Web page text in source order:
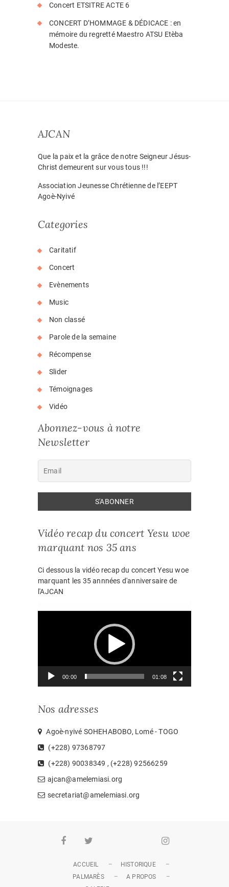
Concert ETSITRE ACTE 6
CONCERT D’HOMMAGE & DÉDICACE : en
mémoire du regretté Maestro ATSU Etèba
Modeste.
AJCAN
Que la paix et la grâce de notre Seigneur Jésus-
Christ demeurent sur vous tous !!!
Association Jeunesse Chrétienne de l’EEPT
Agoè-Nyivé
Categories
Caritatif
Concert
Evènements
Music
Non classé
Parole de la semaine
Récompense
Slider
Témoignages
Vidéo
Abonnez-vous à notre
Newsletter
Vidéo recap du concert Yesu woe
marquant nos 35 ans
Ci dessous la vidéo recap du concert Yesu woe
marquant les 35 annnées d'anniversaire de
l'AJCAN
00:00 01:08
Nos adresses
Agoè-nyivé SOHEHABOBO, Lomé - TOGO
(+228) 97368797
(+228) 90038349 , (+228) 92566259
ajcan@amelemiasi.org
secretariat@amelemiasi.org
Facebook WhatsappInstagram
ACCUEIL
HISTORIQUE
PALMARÈS
A PROPOS